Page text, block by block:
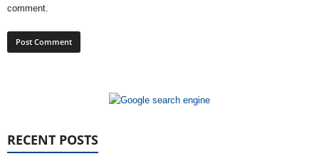
comment.
RECENT POSTS